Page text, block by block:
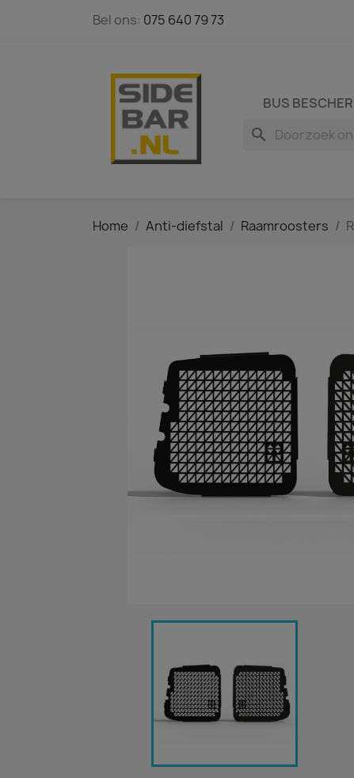
Bel ons: 075 640 79 73
BUS
search
Home Anti-diefstal Raamroosters